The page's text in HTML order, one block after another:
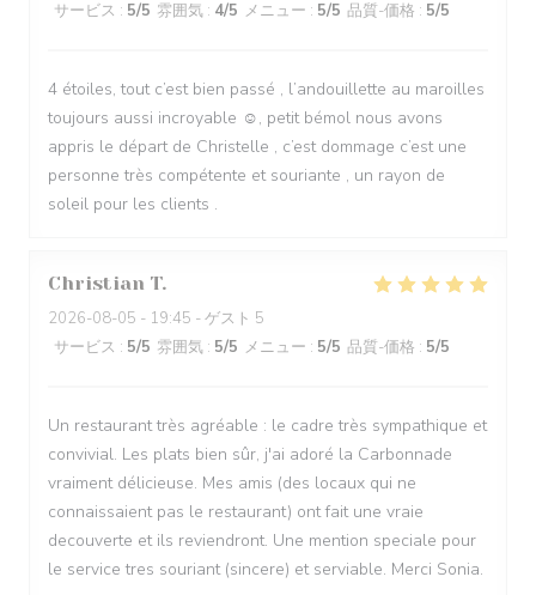
サービス : 5/5 雰囲気 : 4/5 メニュー : 5/5 品質-価格 : 5/5
4 étoiles, tout c’est bien passé , l’andouillette au maroilles
toujours aussi incroyable ☺️, petit bémol nous avons
appris le départ de Christelle , c’est dommage c’est une
personne très compétente et souriante , un rayon de
soleil pour les clients .
Christian T
2026-08-05 - 19:45 - ゲスト 5
サービス : 5/5 雰囲気 : 5/5 メニュー : 5/5 品質-価格 : 5/5
Un restaurant très agréable : le cadre très sympathique et
convivial. Les plats bien sûr, j'ai adoré la Carbonnade
vraiment délicieuse. Mes amis (des locaux qui ne
connaissaient pas le restaurant) ont fait une vraie
decouverte et ils reviendront. Une mention speciale pour
le service tres souriant (sincere) et serviable. Merci Sonia.